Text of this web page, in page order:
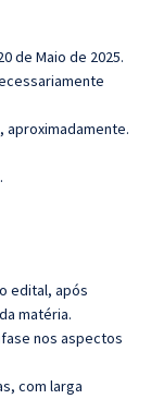
de Maio de 2025.
aproximadamente.
edital, após
matéria.
nos aspectos
com larga